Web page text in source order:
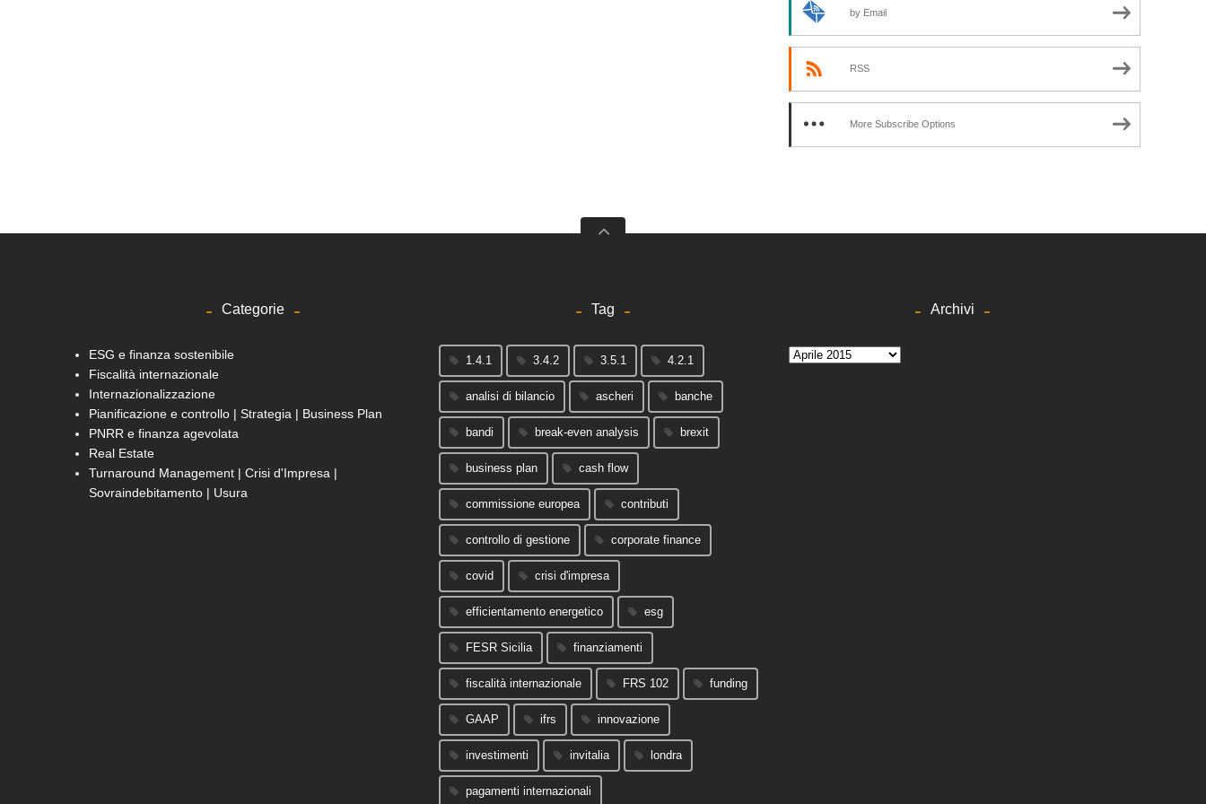
by Email
RSS
More Subscribe Options
Categorie
ESG e finanza sostenibile
Fiscalità internazionale
Internazionalizzazione
Pianificazione e controllo | Strategia | Business Plan
PNRR e finanza agevolata
Real Estate
Turnaround Management | Crisi d'Impresa |
Sovraindebitamento | Usura
Tag
1.4.1 3.4.2 3.5.1 4.2.1
analisi di bilancio ascheri banche
bandi break-even analysis brexit
business plan cash flow
commissione europea contributi
controllo di gestione corporate finance
covid crisi d'impresa
efficientamento energetico esg
FESR Sicilia finanziamenti
fiscalità internazionale FRS 102 funding
GAAP ifrs innovazione
investimenti invitalia londra
pagamenti internazionali
Archivi
Archivi